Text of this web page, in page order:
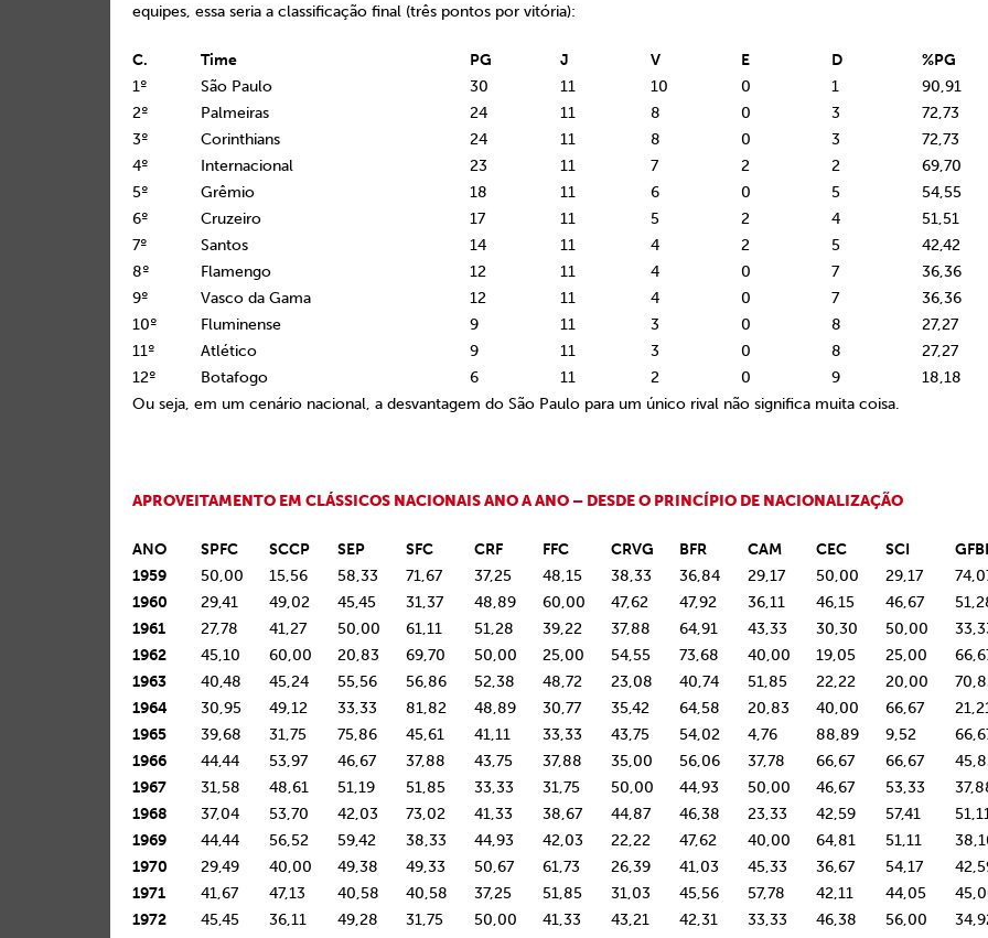
equipes, essa seria a classificação final (três pontos por vitória):
C. Time PG J V E D
%PG
1º
São Paulo 30 11 10 0 1
90,91
2º
Palmeiras 24 11 8 0 3
72,73
3º
Corinthians 24 11 8 0 3
72,73
4º
Internacional 23 11 7 2 2
69,70
5º
Grêmio 18 11 6 0 5
54,55
6º
Cruzeiro 17 11 5 2 4
51,51
7º
Santos 14 11 4 2 5
42,42
8º
Flamengo 12 11 4 0 7
36,36
9º
Vasco da Gama 12 11 4 0 7
36,36
10º
Fluminense 9 11 3 0 8
27,27
11º
Atlético 9 11 3 0 8
27,27
12º
Botafogo 6 11 2 0 9
18,18
Ou seja, em um cenário nacional, a desvantagem do São Paulo para um único rival não significa muita coisa.
APROVEITAMENTO EM CLÁSSICOS NACIONAIS ANO A ANO – DESDE O PRINCÍPIO DE NACIONALIZAÇÃO
ANO SPFC SCCP SEP SFC CRF FFC CRVG BFR CAM CEC SCI
1959
50,00 15,56 58,33 71,67 37,25 48,15 38,33 36,84 29,17 50,00 29,17
1960
29,41 49,02 45,45 31,37 48,89 60,00 47,62 47,92 36,11 46,15 46,67
1961
27,78 41,27 50,00 61,11 51,28 39,22 37,88 64,91 43,33 30,30 50,00
1962
45,10 60,00 20,83 69,70 50,00 25,00 54,55 73,68 40,00 19,05 25,00
1963
40,48 45,24 55,56 56,86 52,38 48,72 23,08 40,74 51,85 22,22 20,00
1964
30,95 49,12 33,33 81,82 48,89 30,77 35,42 64,58 20,83 40,00 66,67
1965
39,68 31,75 75,86 45,61 41,11 33,33 43,75 54,02 4,76 88,89 9,52
1966
44,44 53,97 46,67 37,88 43,75 37,88 35,00 56,06 37,78 66,67 66,67
1967
31,58 48,61 51,19 51,85 33,33 31,75 50,00 44,93 50,00 46,67 53,33
1968
37,04 53,70 42,03 73,02 41,33 38,67 44,87 46,38 23,33 42,59 57,41
1969
44,44 56,52 59,42 38,33 44,93 42,03 22,22 47,62 40,00 64,81 51,11
1970
29,49 40,00 49,38 49,33 50,67 61,73 26,39 41,03 45,33 36,67 54,17
1971
41,67 47,13 40,58 40,58 37,25 51,85 31,03 45,56 57,78 42,11 44,05
1972
45,45 36,11 49,28 31,75 50,00 41,33 43,21 42,31 33,33 46,38 56,00